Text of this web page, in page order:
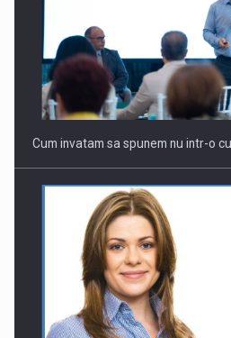
Cum invatam sa spunem nu intr-o